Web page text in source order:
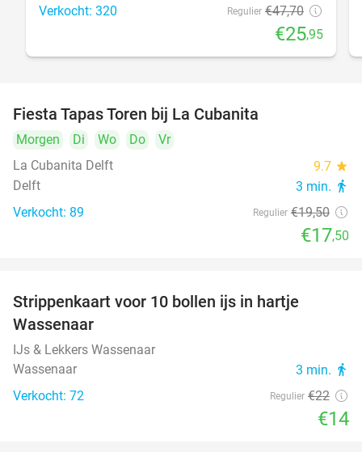
Verkocht: 320 Regulier €47,70
€25,95
Fiesta Tapas Toren bij La Cubanita
Morgen Di Wo Do
Vr
La Cubanita Delft
9.7 star
Delft 3 min. directions_walk
Verkocht: 89 Regulier €19,50
€17,50
Strippenkaart voor 10 bollen ijs in hartje
Wassenaar
IJs & Lekkers Wassenaar
Wassenaar
3 min. directions_walk
Verkocht: 72 Regulier €22
€14